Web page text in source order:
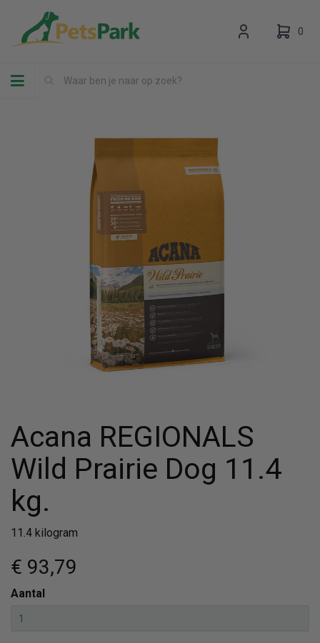
Toggle navigation
0
Uw winkelwagen is leeg.
Vul hem met producten.
Acana REGIONALS
Wild Prairie Dog 11.4
kg.
11.4 kilogram
€ 93,79
Aantal